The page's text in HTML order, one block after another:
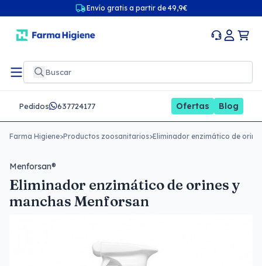
Envío gratis a partir de 49,9€
Pedidos 637724177 Ofertas Blog
Farma Higiene>Productos zoosanitarios>Eliminador enzimático de
Menforsan®
Eliminador enzimático de orines y
manchas Menforsan